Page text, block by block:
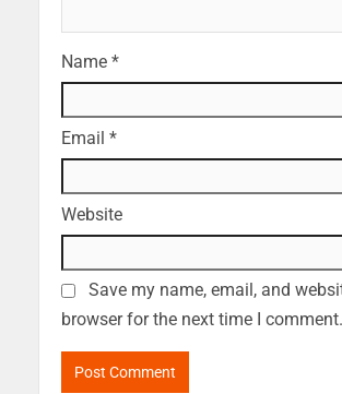
Name *
Email *
Website
Save my name, email, and
browser for the next time I comment.